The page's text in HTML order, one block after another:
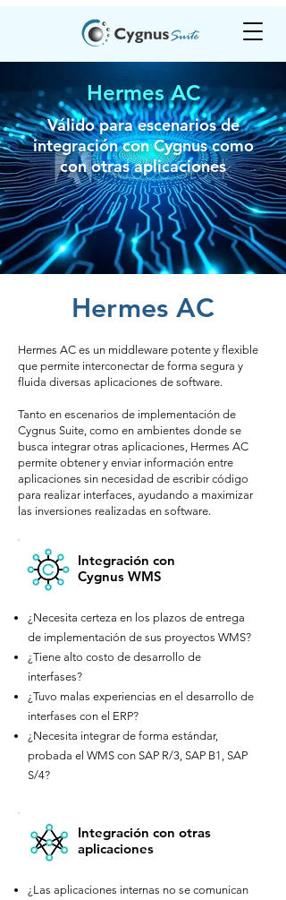
Hermes AC
Válido para escenarios de
integración con Cygnus como
con otras aplicaciones
Hermes AC
Hermes AC es un middleware potente y flexible
que permite interconectar de forma segura y
fluida diversas aplicaciones de software.
Tanto en escenarios de implementación de
Cygnus Suite, como en ambientes donde se
busca integrar otras aplicaciones, Hermes AC
permite obtener y enviar información entre
aplicaciones sin necesidad de escribir código
para realizar interfaces, ayudando a maximizar
las inversiones realizadas en software.
Integración con
Cygnus WMS
¿Necesita certeza en los plazos de entrega
de implementación de sus proyectos WMS?​
¿Tiene alto costo de desarrollo de
interfases?​
¿Tuvo malas experiencias en el desarrollo de
interfases con el ERP?​
¿Necesita integrar de forma estándar,
probada el WMS con SAP R/3, SAP B1, SAP
S/4?
Integración con otras
aplicaciones
¿Las aplicaciones internas no se comunican